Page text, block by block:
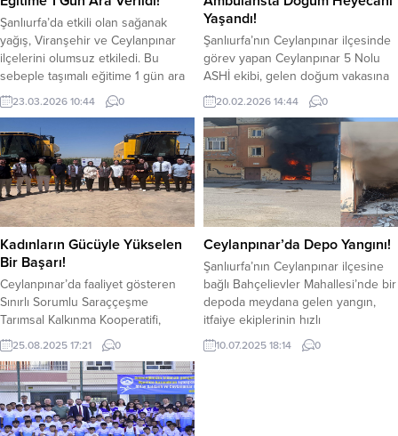
adet mini hassas terazi, 4...
yapılan operasyonla gözaltına
alındı. Yakalanan...
Şanlıurfa’da etkili olan sağanak
yağış, Viranşehir ve Ceylanpınar
ilçelerini olumsuz etkiledi. Bu
sebeple taşımalı eğitime 1 gün ara
verildi. Kentte etkili olan sağanak
yağış hayatın akışını kötü etkiledi.
Şanlıurfa Valiliği tarafından yapılan
açıklamada, “Aşırı yağış sebebiyle
Viranşehir ve Ceylanpınar
ilçelerimizin kırsal yol ağında
oluşan bozulmalar sonucunda
ulaşımda yaşanabilecek
olumsuzluklar göz...
23.03.2026 10:44 0
Yaşandı!
Şanlıurfa’nın Ceylanpınar ilçesinde
görev yapan Ceylanpınar 5 Nolu
ASHİ ekibi, gelen doğum vakasına
hızlı şekilde müdahale etti. Acil Tıp
Teknisyeni Büşra Nur Çulcu ve
Paramedik Ebru İlgen’in özverili
çalışmasıyla doğum ambulansta
başarıyla gerçekleştirildi.
Büyükçaylı Mahallesi’nde ikamet
eden Türkan Mor isimli hasta,
doğum sancılarının artması üzerine
112 Acil Sağlık ekiplerinden yardım...
20.02.2026 14:44 0
Kadınların Gücüyle Yükselen
Bir Başarı!
Ceylanpınar’da faaliyet gösteren
Sınırlı Sorumlu Saraççeşme
Tarımsal Kalkınma Kooperatifi,
IPARD III Programı’nın 2. Çağrısı
kapsamında önemli bir yatırıma
imza attı. Makine parkları desteği
çerçevesinde iki adet biçerdöver
alımı gerçekleştiren kooperatif,
bölgedeki tarımsal üretimde uzun
25.08.2025 17:21 0
Ceylanpınar’da Depo Yangını!
Şanlıurfa’nın Ceylanpınar ilçesine
bağlı Bahçelievler Mahallesi’nde bir
depoda meydana gelen yangın,
itfaiye ekiplerinin hızlı
müdahalesiyle kısa sürede kontrol
altına alınarak söndürüldü.
10.07.2025 18:14 0